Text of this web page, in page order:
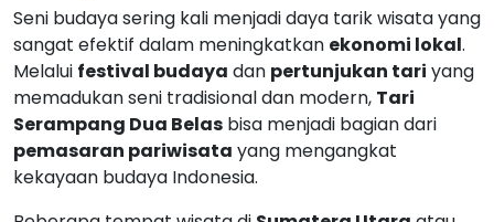
Seni budaya sering kali menjadi daya tarik wisata yang
sangat efektif dalam meningkatkan ekonomi lokal.
Melalui festival budaya dan pertunjukan tari yang
memadukan seni tradisional dan modern, Tari
Serampang Dua Belas bisa menjadi bagian dari
pemasaran pariwisata yang mengangkat
kekayaan budaya Indonesia.